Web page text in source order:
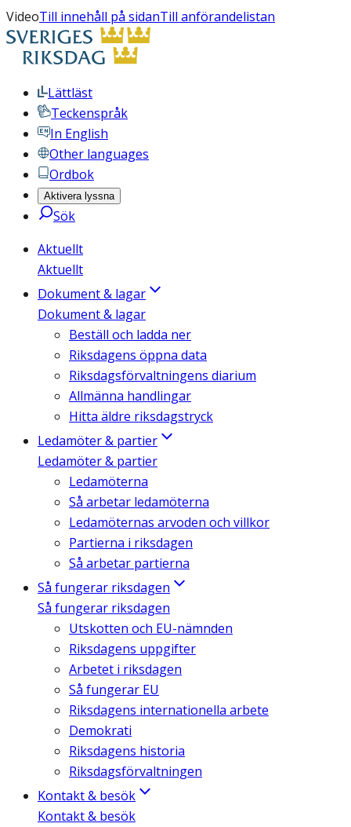
VideoTill innehåll på sidanTill anförandelistan
Lättläst
Teckenspråk
In English
Other languages
Ordbok
Aktivera lyssna
Sök
Aktuellt
Aktuellt
Dokument & lagar
Dokument & lagar
Beställ och ladda ner
Riksdagens öppna data
Riksdagsförvaltningens diarium
Allmänna handlingar
Hitta äldre riksdagstryck
Ledamöter & partier
Ledamöter & partier
Ledamöterna
Så arbetar ledamöterna
Ledamöternas arvoden och villkor
Partierna i riksdagen
Så arbetar partierna
Så fungerar riksdagen
Så fungerar riksdagen
Utskotten och EU-nämnden
Riksdagens uppgifter
Arbetet i riksdagen
Så fungerar EU
Riksdagens internationella arbete
Demokrati
Riksdagens historia
Riksdagsförvaltningen
Kontakt & besök
Kontakt & besök